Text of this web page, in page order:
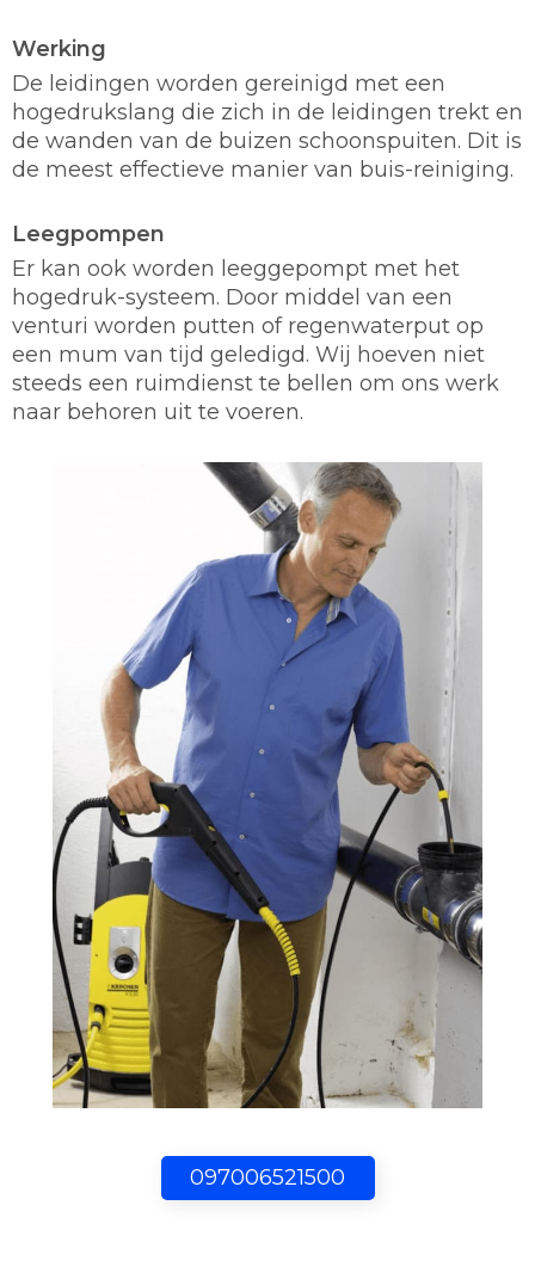
097006521500
Werking
De leidingen worden gereinigd met een
hogedrukslang die zich in de leidingen trekt en
de wanden van de buizen schoonspuiten. Dit is
de meest effectieve manier van buis-reiniging.
Leegpompen
Er kan ook worden leeggepompt met het
hogedruk-systeem. Door middel van een
venturi worden putten of regenwaterput op
een mum van tijd geledigd. Wij hoeven niet
steeds een ruimdienst te bellen om ons werk
naar behoren uit te voeren.